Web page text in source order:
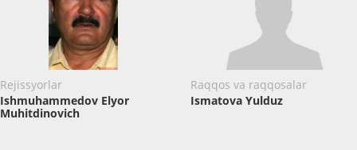
Rejissyorlar
Ishmuhammedov Elyor
Muhitdinovich
Raqqos va raqqosalar
Ismatova Yulduz